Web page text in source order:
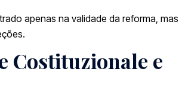
apenas na validade da reforma, mas
Costituzionale e